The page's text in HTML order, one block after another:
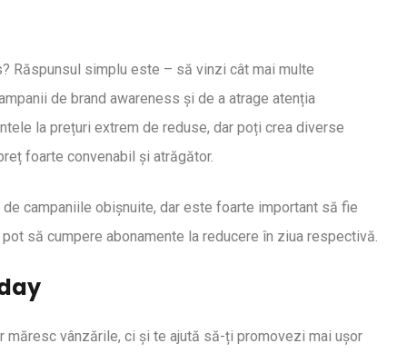
Răspunsul simplu este – să vinzi cât mai multe
de brand awareness și de a atrage atenția
la prețuri extrem de reduse, dar poți crea diverse
foarte convenabil și atrăgător.
campaniile obișnuite, dar este foarte important să fie
să cumpere abonamente la reducere în ziua respectivă.
măresc vânzările, ci și te ajută să-ți promovezi mai ușor
profil membrilor